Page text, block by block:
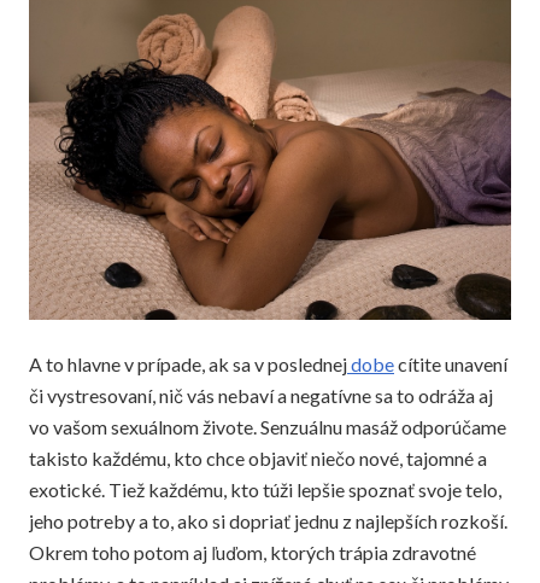
A to hlavne v prípade, ak sa v poslednejdobecítite unavení
či vystresovaní, nič vás nebaví a negatívne sa to odráža aj
vo vašom sexuálnom živote. Senzuálnu masáž odporúčame
takisto každému, kto chce objaviť niečo nové, tajomné a
exotické. Tiež každému, kto túži lepšie spoznať svoje telo,
jeho potreby a to, ako si dopriať jednu z najlepších rozkoší.
Okrem toho potom aj ľuďom, ktorých trápia zdravotné